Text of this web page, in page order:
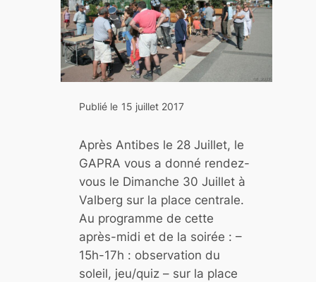
g
e
d
e
s
s
c
e
Publié le 15 juillet 2017
Après Antibes le 28 Juillet, le
GAPRA vous a donné rendez-
vous le Dimanche 30 Juillet à
Valberg sur la place centrale.
Au programme de cette
après-midi et de la soirée : –
15h-17h : observation du
soleil, jeu/quiz – sur la place